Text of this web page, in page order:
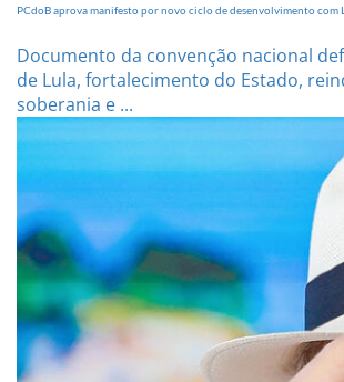
PCdoB aprova manifesto por novo ciclo de desenvolvimento com
Documento da convenção nacional
de Lula, fortalecimento do Estado,
soberania e ...